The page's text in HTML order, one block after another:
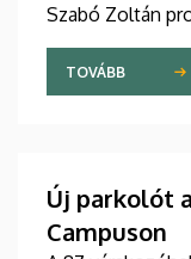
Szabó Zoltán
elnöke, valamint
szakdolgozói
ünnepélyes
TOVÁBB
Új parkolót
Campuson